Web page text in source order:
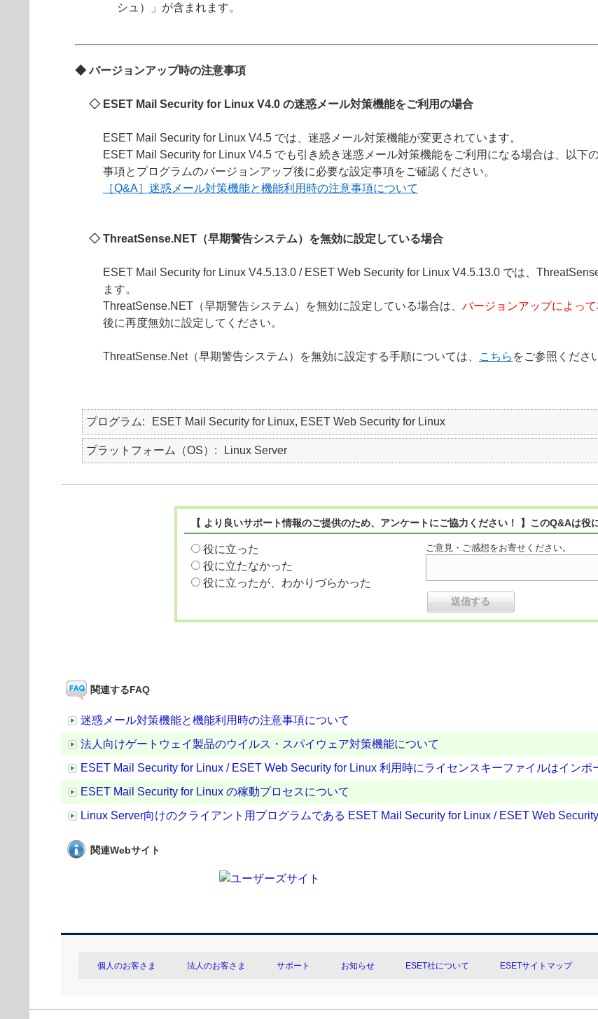
シュ）」が含まれます。
◆ バージョンアップ時の注意事項
◇ ESET Mail Security for Linux V4.0 の迷惑メール対策機能をご利用の場合
ESET Mail Security for Linux V4.5 では、迷惑メール対策機能が変更されています。
ESET Mail Security for Linux V4.5 でも引き続き迷惑メール対策機能をご利用になる場合は、以下
事項とプログラムのバージョンアップ後に必要な設定事項をご確認ください。
［Q&A］迷惑メール対策機能と機能利用時の注意事項について
◇ ThreatSense.NET（早期警告システム）を無効に設定している場合
ESET Mail Security for Linux V4.5.13.0 / ESET Web Security for Linux V4.5.13.0 では、
ます。
ThreatSense.NET（早期警告システム）を無効に設定している場合は、 バージョンアップによっ
後に再度無効に設定してください。
ThreatSense.Net（早期警告システム）を無効に設定する手順については、 こちら をご参照くださ
プログラム ESET Mail Security for Linux, ESET Web Security for Linux
プラットフォーム（OS） Linux Server
【 より良いサポート情報のご提供のため、アンケートにご協力ください！ 】このQ&Aは役
役に立った
役に立たなかった
役に立ったが、わかりづらかった
ご意見・ご感想をお寄せください。
関連するFAQ
迷惑メール対策機能と機能利用時の注意事項について
法人向けゲートウェイ製品のウイルス・スパイウェア対策機能について
ESET Mail Security for Linux / ESET Web Security for Linux 利用時にライセンスキーファイルはインポ
ESET Mail Security for Linux の稼動プロセスについて
Linux Server向けのクライアント用プログラムである ESET Mail Security for Linux / ESET Web
関連Webサイト
個人のお客さま 法人のお客さま サポート お知らせ ESET社について ESETサイトマップ